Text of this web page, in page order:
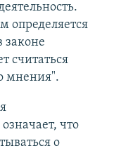
определяется
законе
считаться
мнения".
что
о